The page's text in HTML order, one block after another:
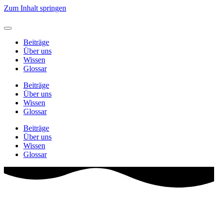
Zum Inhalt springen
Beiträge
Über uns
Wissen
Glossar
Beiträge
Über uns
Wissen
Glossar
Beiträge
Über uns
Wissen
Glossar